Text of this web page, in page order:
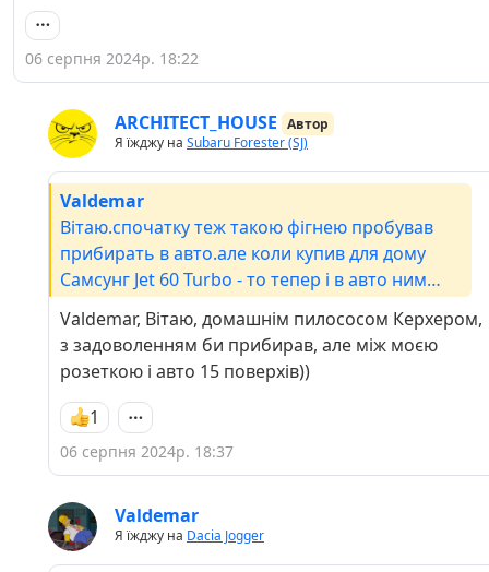
06 серпня 2024р. 18:22
ARCHITECT_HOUSE Автор
Я їжджу на Subaru Forester (SJ)
Valdemar
Вітаю.спочатку теж такою фігнею пробував
прибирать в авто.але коли купив для дому
Самсунг Jet 60 Turbo - то тепер і в авто ним
прибираю. щоправда і коштує він не 11 баксів.
Valdemar, Вітаю, домашнім пилососом Керхером,
з задоволенням би прибирав, але між моєю
розеткою і авто 15 поверхів))
1
06 серпня 2024р. 18:37
Valdemar
Я їжджу на Dacia Jogger